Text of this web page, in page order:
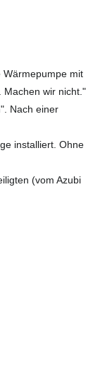
Wärmepumpe mit
Machen wir nicht."
Nach einer
installiert. Ohne
(vom Azubi